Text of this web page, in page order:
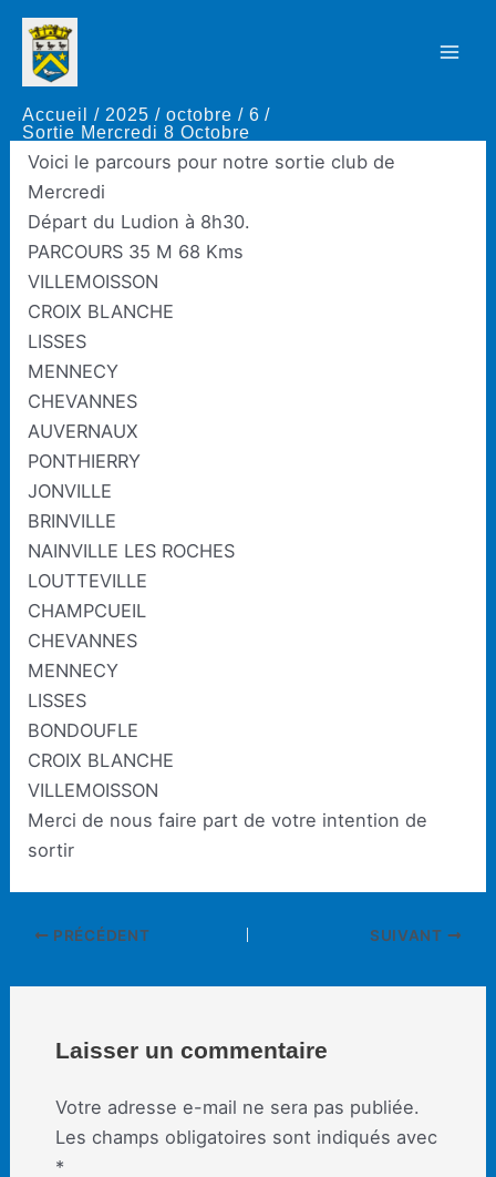
Aller
contenu
Accueil 2025 octobre
6
Sortie Mercredi 8 Octobre
Sortie Mercredi 8 Octobre
ParThierry Rapaud / 6 octobre 2025
Voici le parcours pour notre sortie club de
Mercredi
Départ du Ludion à 8h30.
PARCOURS 35 M 68 Kms
VILLEMOISSON
CROIX BLANCHE
LISSES
MENNECY
CHEVANNES
AUVERNAUX
PONTHIERRY
JONVILLE
BRINVILLE
NAINVILLE LES ROCHES
LOUTTEVILLE
CHAMPCUEIL
CHEVANNES
MENNECY
LISSES
BONDOUFLE
CROIX BLANCHE
VILLEMOISSON
Merci de nous faire part de votre intention de
sortir
Navigation
articles
PRÉCÉDENT SUIVANT
Laisser un commentaire
Votre adresse e-mail ne sera pas publiée.
Les champs obligatoires sont indiqués avec
*